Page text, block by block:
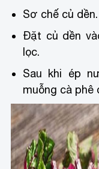
Sơ chế củ dền.
Đặt củ dền
lọc.
Sau khi ép
muỗng cà phê